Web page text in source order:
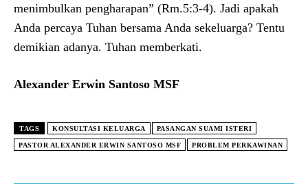
menimbulkan pengharapan” (Rm.5:3-4). Jadi apakah
Anda percaya Tuhan bersama Anda sekeluarga? Tentu
demikian adanya. Tuhan memberkati.
Alexander Erwin Santoso MSF
TAGS KONSULTASI KELUARGA PASANGAN SUAMI ISTERI
PASTOR ALEXANDER ERWIN SANTOSO MSF PROBLEM PERKAWINAN